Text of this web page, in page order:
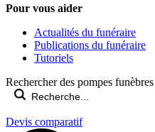
Pour vous aider
Actualités du funéraire
Publications du funéraire
Tutoriels
Rechercher des pompes
Devis comparatif